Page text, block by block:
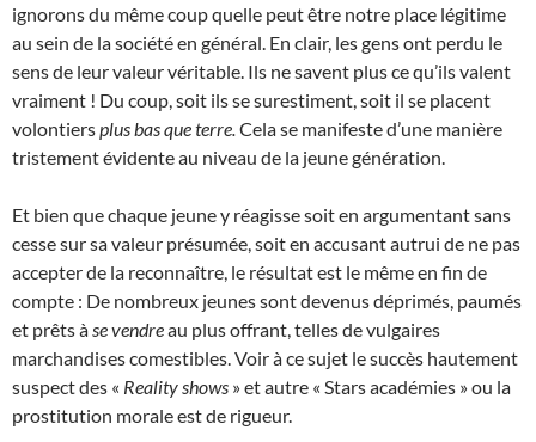
ignorons du même coup quelle peut être notre place légitime
au sein de la société en général. En clair, les gens ont perdu le
sens de leur valeur véritable. Ils ne savent plus ce qu’ils valent
vraiment ! Du coup, soit ils se surestiment, soit il se placent
volontiersplus bas que terre. Cela se manifeste d’une manière
tristement évidente au niveau de la jeune génération.
Et bien que chaque jeune y réagisse soit en argumentant sans
cesse sur sa valeur présumée, soit en accusant autrui de ne pas
accepter de la reconnaître, le résultat est le même en fin de
compte : De nombreux jeunes sont devenus déprimés, paumés
et prêts à se vendreau plus offrant, telles de vulgaires
marchandises comestibles. Voir à ce sujet le succès hautement
suspect des « Reality shows » et autre « Stars académies » ou la
prostitution morale est de rigueur.